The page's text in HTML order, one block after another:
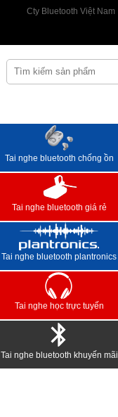
Cty Bluetooth Việt Nam
Tai nghe bluetooth chống ồn
Tai nghe bluetooth giá rẻ
Tai nghe bluetooth plantronics
Tai nghe học trực tuyến
Tai nghe bluetooth khuyến mãi